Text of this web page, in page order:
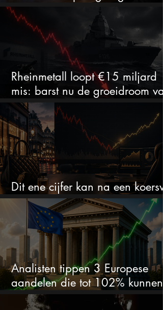
aantrekkelijk?
Rheinmetall loopt €15 miljard
mis: barst nu de groeidroom van
het defensiebedrijf?
Dit ene cijfer kan na een
van 50% alles veranderen
Analisten tippen 3 Europese
aandelen die tot 102% kunnen
stijgen